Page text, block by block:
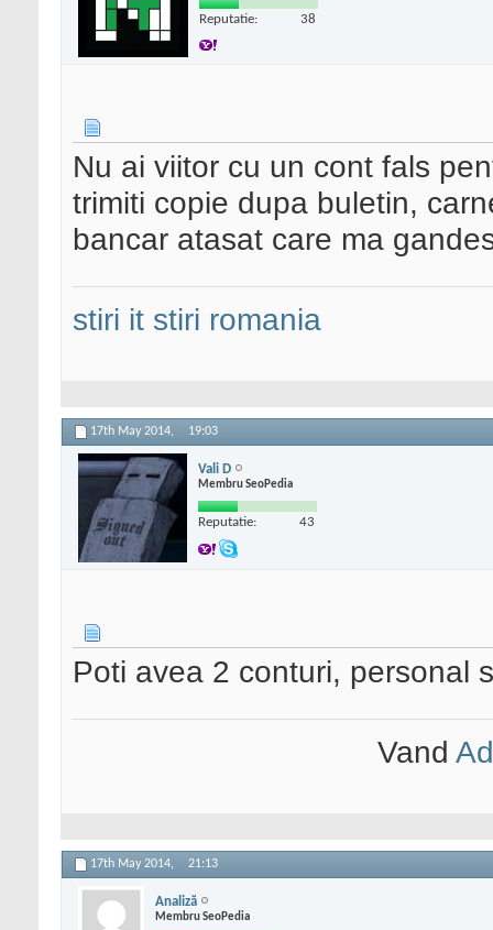
Reputatie: 38
Nu ai viitor cu un cont fals
trimiti copie dupa buletin,
bancar atasat care ma
stiri it stiri romania
17th May 2014, 19:03
Vali D
Membru SeoPedia
Reputatie: 43
Poti avea 2 conturi, personal
Vand
17th May 2014, 21:13
Analiză
Membru SeoPedia